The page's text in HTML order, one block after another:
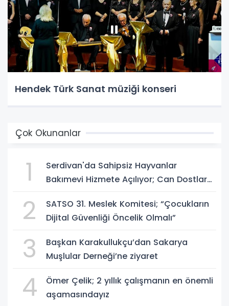
Hendek Türk Sanat müziği konseri
Çok Okunanlar
1
Serdivan'da Sahipsiz Hayvanlar
Bakımevi Hizmete Açılıyor; Can Dostlara
2
SATSO 31. Meslek Komitesi; “Çocukların
Dijital Güvenliği Öncelik Olmalı”
3
Başkan Karakullukçu’dan Sakarya
Muşlular Derneği’ne ziyaret
4
Ömer Çelik; 2 yıllık çalışmanın en önemli
aşamasındayız